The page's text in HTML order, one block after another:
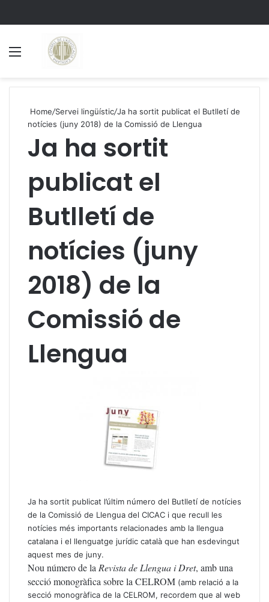
Home/Servei lingüístic/Ja ha sortit publicat el Butlletí de
notícies (juny 2018) de la Comissió de Llengua
Ja ha sortit
publicat el
Butlletí de
notícies (juny
2018) de la
Comissió de
Llengua
Ja ha sortit publicat l’últim número del Butlletí de notícies
de la Comissió de Llengua del CICAC i que recull les
notícies més importants relacionades amb la llengua
catalana i el llenguatge jurídic català que han esdevingut
aquest mes de juny.
Nou número de la Revista de Llengua i Dret, amb una
secció monogràfica sobre la CELROM (amb relació a la
secció monogràfica de la CELROM, recordem que al web